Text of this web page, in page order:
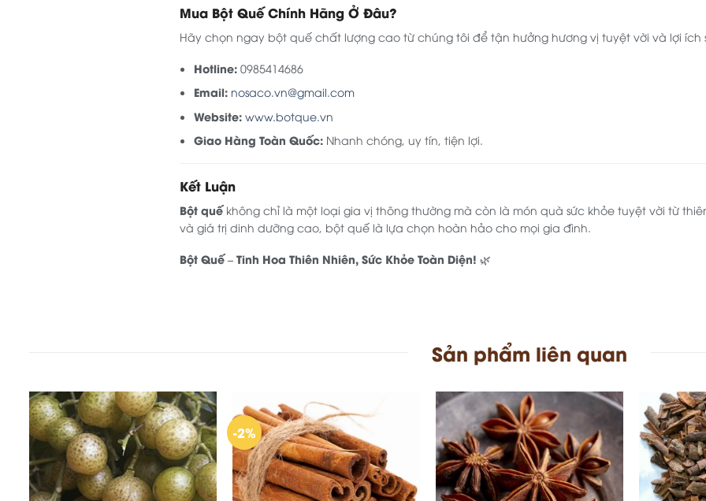
Mua Bột Quế Chính Hãng Ở Đâu?
Hãy chọn ngay bột quế chất lượng cao từ chúng tôi để tận hưởng hương vị tuyệt vời và lợi ích
Hotline:0985414686
Email: nosaco.vn@gmail.com
Website: www.botque.vn
Giao Hàng Toàn Quốc:Nhanh chóng, uy tín, tiện lợi.
Kết Luận
Bột quếkhông chỉ là một loại gia vị thông thường mà còn là món quà sức khỏe tuyệt vời từ
và giá trị dinh dưỡng cao, bột quế là lựa chọn hoàn hảo cho mọi gia đình.
Bột Quế – Tinh Hoa Thiên Nhiên, Sức Khỏe Toàn Diện! 🌿
Sản phẩm liên quan
-2%